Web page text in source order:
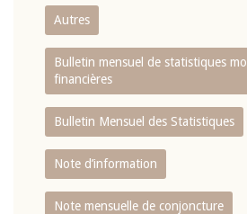
Autres
Bulletin mensuel de statistiques
financières
Bulletin Mensuel des Statistiques
Note d’information
Note mensuelle de conjoncture